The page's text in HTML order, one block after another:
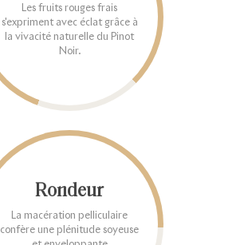
Les fruits rouges frais
s'expriment avec éclat grâce à
la vivacité naturelle du Pinot
Noir.
Rondeur
La macération pelliculaire
confère une plénitude soyeuse